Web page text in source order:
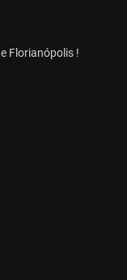
Florianópolis !